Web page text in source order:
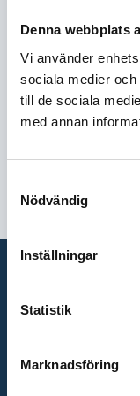
Denna webbplats
Vi använder
sociala medier
till de sociala
med annan
Nödvändig
Inställningar
Statistik
Marknadsföring
Telefon 0920-23
Webb 8.30-15.30